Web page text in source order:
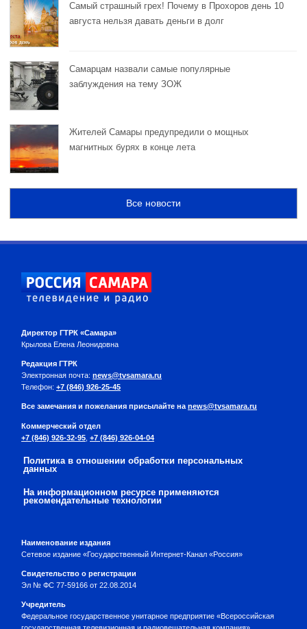
Самый страшный грех! Почему в Прохоров день 10
августа нельзя давать деньги в долг
Самарцам назвали самые популярные
заблуждения на тему ЗОЖ
Жителей Самары предупредили о мощных
магнитных бурях в конце лета
Все новости
Директор ГТРК «Самара»
Крылова Елена Леонидовна
Редакция ГТРК
Электронная почта: news@tvsamara.ru
Телефон: +7 (846) 926-25-45
Все замечания и пожелания присылайте на news@tvsamara.ru
Коммерческий отдел
+7 (846) 926-32-95 +7 (846) 926-04-04
Политика в отношении обработки персональных
данных
На информационном ресурсе применяются
рекомендательные технологии
Наименование издания
Сетевое издание «Государственный Интернет-Канал «Россия»
Свидетельство о регистрации
Эл № ФС 77-59166 от 22.08.2014
Учредитель
Федеральное государственное унитарное предприятие «Всероссийская